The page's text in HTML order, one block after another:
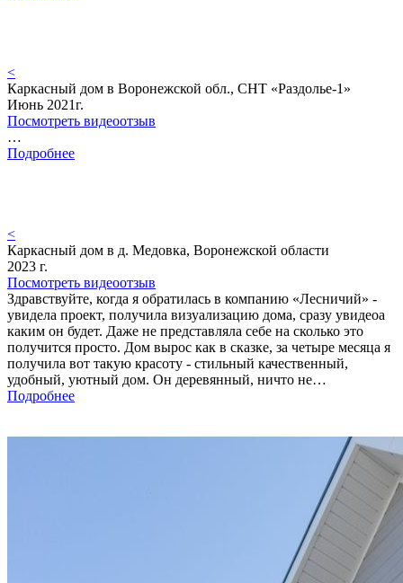
<
Каркасный дом в Воронежской обл., СНТ «Раздолье-1»
Июнь 2021г.
Посмотреть видеоотзыв
…
Подробнее
<
Каркасный дом в д. Медовка, Воронежской области
2023 г.
Посмотреть видеоотзыв
Здравствуйте, когда я обратилась в компанию «Лесничий» -
увидела проект, получила визуализацию дома, сразу увидеоа
каким он будет. Даже не представляла себе на сколько это
получится просто. Дом вырос как в сказке, за четыре месяца я
получила вот такую красоту - стильный качественный,
удобный, уютный дом. Он деревянный, ничто не…
Подробнее